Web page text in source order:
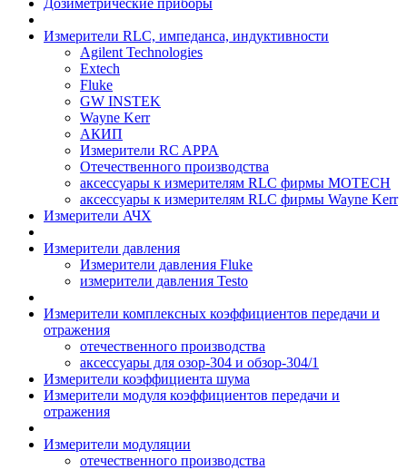
Дозиметрические приборы
Измерители RLC, импеданса, индуктивности
Agilent Technologies
Extech
Fluke
GW INSTEK
Wayne Kerr
АКИП
Измерители RC APPA
Отечественного производства
аксессуары к измерителям RLC фирмы MOTECH
аксессуары к измерителям RLC фирмы Wayne Kerr
Измерители АЧХ
Измерители давления
Измерители давления Fluke
измерители давления Testo
Измерители комплексных коэффициентов передачи и
отражения
отечественного производства
аксессуары для озор-304 и обзор-304/1
Измерители коэффициента шума
Измерители модуля коэффициентов передачи и
отражения
Измерители модуляции
отечественного производства